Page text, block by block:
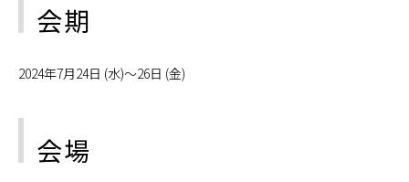
会期
2024年7月24日 (水)～26日 (金)
会場